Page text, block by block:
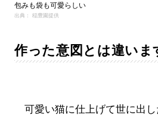
包みも袋も可愛らしい
出典： 稲豊園提供
作った意図とは違い
可愛い猫に仕上げて世に出し